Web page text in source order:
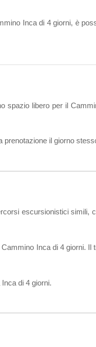
Inca di 4 giorni, è
spazio libero per il
prenotazione il giorno
escursionistici simili,
Inca di 4 giorni. Il
di 4 giorni.